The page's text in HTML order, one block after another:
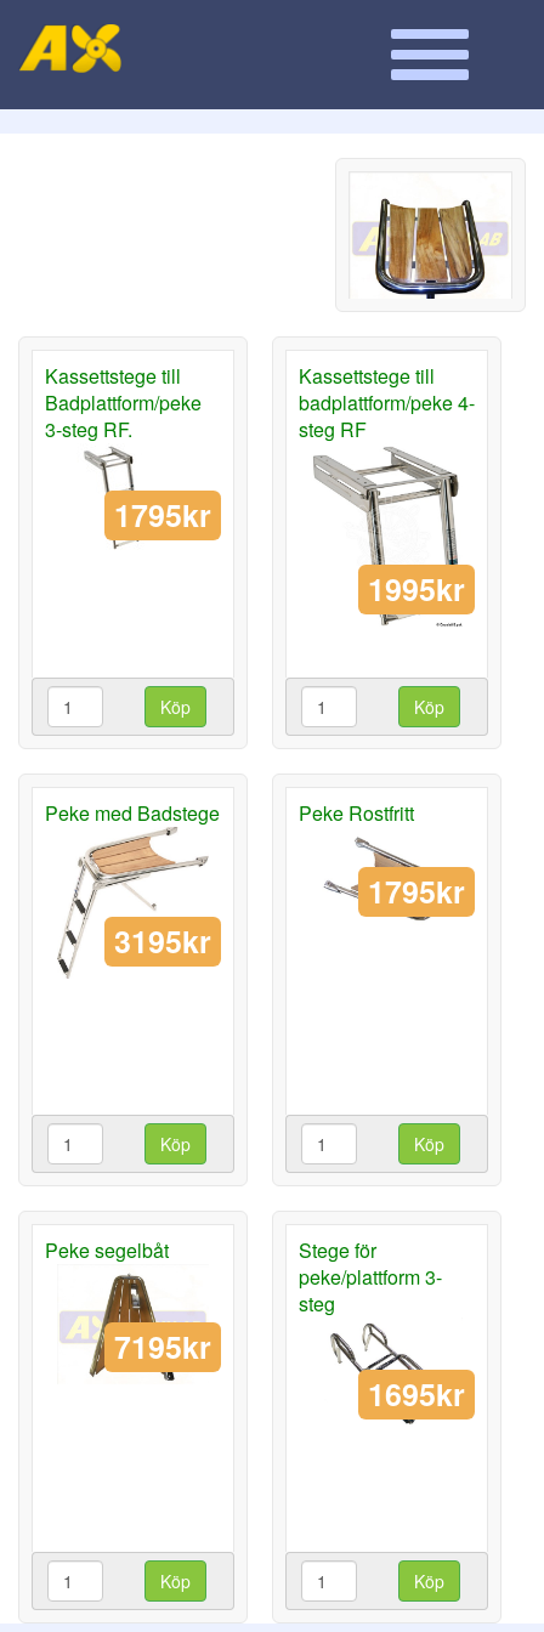
Kassettstege till
Badplattform/peke
3-steg RF.
1795kr
Köp
Kassettstege till
badplattform/peke 4-
steg RF
1995kr
Köp
Peke med Badstege
3195kr
Köp
Peke Rostfritt
1795kr
Köp
Peke segelbåt
7195kr
Köp
Stege för
peke/plattform 3-
steg
1695kr
Köp